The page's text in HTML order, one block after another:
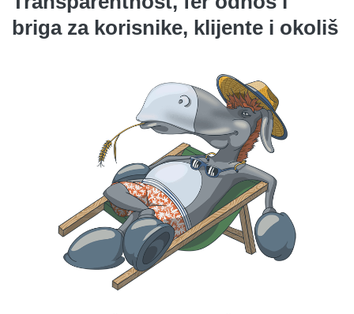
briga za korisnike, klijente i okoliš